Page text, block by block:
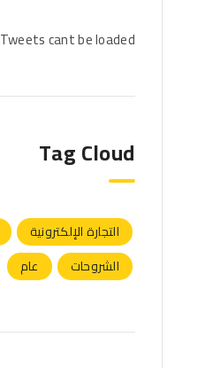
Tweets cant be loaded.
Tag Cloud
التجارة الإلكترونية
الشروحات
عام